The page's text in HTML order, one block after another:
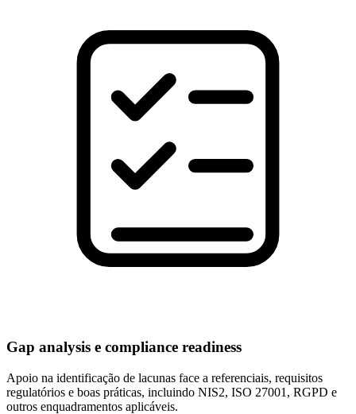
Gap analysis e compliance readiness
Apoio na identificação de lacunas face a referenciais, requisitos
regulatórios e boas práticas, incluindo NIS2, ISO 27001, RGPD e
outros enquadramentos aplicáveis.